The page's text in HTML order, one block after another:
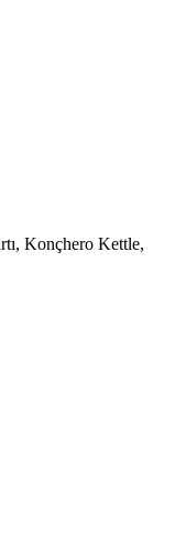
Konçhero Kettle,